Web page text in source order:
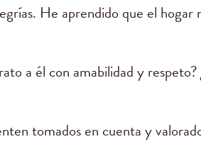
He aprendido que el hogar
a él con amabilidad y respeto?
tomados en cuenta y